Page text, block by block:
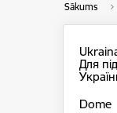
Sākums
Для
Dome